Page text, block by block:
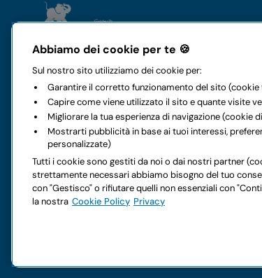
Il gruppo
Chi siamo
Storia e valori
Mobilità a 360 gradi
Sostenibilità
Codice etico
Accessibilità digitale
FAQ Noleggio
Partnership
Lavora con noi
I
Hai dei dubbi sul tuo prossimo noleggio?
Abbiamo dei cookie per te 🍪
Sul nostro sito utilizziamo dei cookie per:
Garantire il corretto funzionamento del sito (cookie
Capire come viene utilizzato il sito e quante visite
Migliorare la tua esperienza di navigazione (cookie
Mostrarti pubblicità in base ai tuoi interessi,
personalizzate)
Tutti i cookie sono gestiti da noi o dai nostri partner
strettamente necessari abbiamo bisogno del tuo
con "Gestisco" o rifiutare quelli non essenziali con
la nostra Cookie Policy Privacy